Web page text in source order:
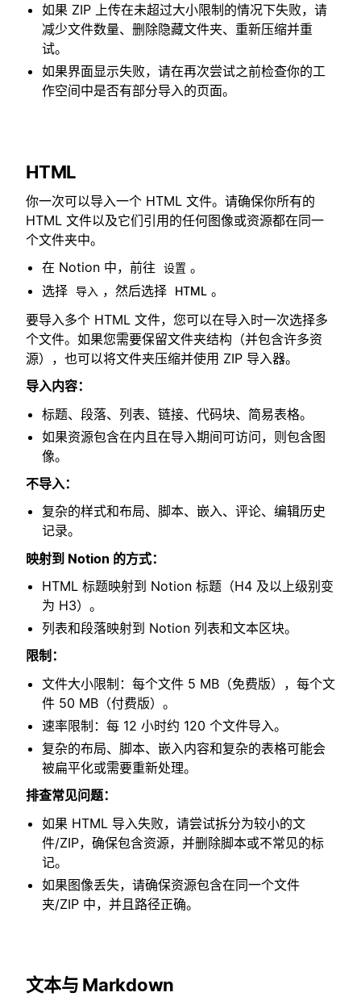
如果 ZIP 上传在未超过大小限制的情况下失败，请
减少文件数量、删除隐藏文件夹、重新压缩并重
试。
如果界面显示失败，请在再次尝试之前检查你的工
作空间中是否有部分导入的页面。
HTML
你一次可以导入一个 HTML 文件。请确保你所有的
HTML 文件以及它们引用的任何图像或资源都在同一
个文件夹中。
在 Notion 中，前往
设置 。
选择 导入 ，然后选择 HTML 。
要导入多个 HTML 文件，您可以在导入时一次选择多
个文件。如果您需要保留文件夹结构（并包含许多资
源），也可以将文件夹压缩并使用 ZIP 导入器。
导入内容：
标题、段落、列表、链接、代码块、简易表格。
如果资源包含在内且在导入期间可访问，则包含图
像。
不导入：
复杂的样式和布局、脚本、嵌入、评论、编辑历史
记录。
映射到 Notion 的方式：
HTML 标题映射到 Notion 标题（H4 及以上级别变
为 H3）。
列表和段落映射到 Notion 列表和文本区块。
限制：
文件大小限制：每个文件 5 MB（免费版），每个文
件 50 MB（付费版）。
速率限制：每 12 小时约 120 个文件导入。
复杂的布局、脚本、嵌入内容和复杂的表格可能会
被扁平化或需要重新处理。
排查常见问题：
如果 HTML 导入失败，请尝试拆分为较小的文
件/ZIP，确保包含资源，并删除脚本或不常见的标
记。
如果图像丢失，请确保资源包含在同一个文件
夹/ZIP 中，并且路径正确。
文本与 Markdown